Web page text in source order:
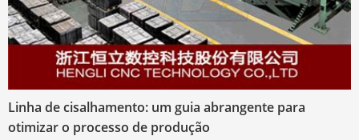
Linha de cisalhamento: um guia abrangente para
otimizar o processo de produção